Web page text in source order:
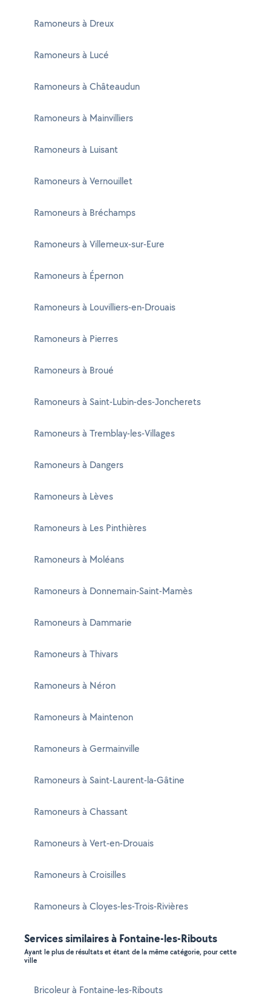
Ramoneurs à Dreux
Ramoneurs à Lucé
Ramoneurs à Châteaudun
Ramoneurs à Mainvilliers
Ramoneurs à Luisant
Ramoneurs à Vernouillet
Ramoneurs à Bréchamps
Ramoneurs à Villemeux-sur-Eure
Ramoneurs à Épernon
Ramoneurs à Louvilliers-en-Drouais
Ramoneurs à Pierres
Ramoneurs à Broué
Ramoneurs à Saint-Lubin-des-Joncherets
Ramoneurs à Tremblay-les-Villages
Ramoneurs à Dangers
Ramoneurs à Lèves
Ramoneurs à Les Pinthières
Ramoneurs à Moléans
Ramoneurs à Donnemain-Saint-Mamès
Ramoneurs à Dammarie
Ramoneurs à Thivars
Ramoneurs à Néron
Ramoneurs à Maintenon
Ramoneurs à Germainville
Ramoneurs à Saint-Laurent-la-Gâtine
Ramoneurs à Chassant
Ramoneurs à Vert-en-Drouais
Ramoneurs à Croisilles
Ramoneurs à Cloyes-les-Trois-Rivières
Services similaires à Fontaine-les-Ribouts
Ayant le plus de résultats et étant de la même catégorie, pour cette
ville
Bricoleur à Fontaine-les-Ribouts